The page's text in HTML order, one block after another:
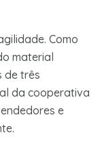
Como
material
de três
da cooperativa
e